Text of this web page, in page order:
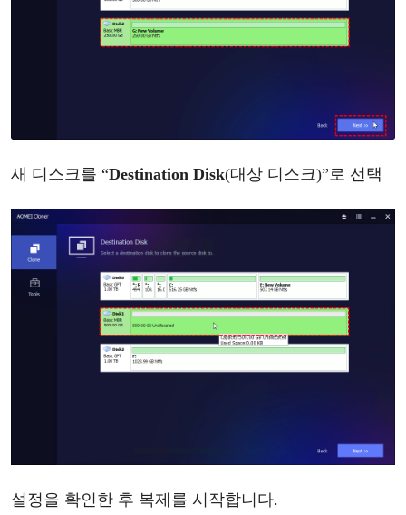
새 디스크를 “Destination Disk(대상 디스크)”로 선택
설정을 확인한 후 복제를 시작합니다.